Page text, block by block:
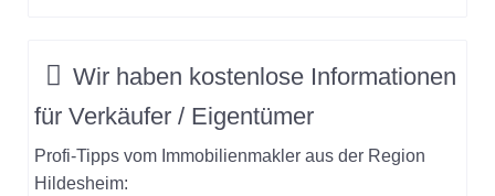
Wir haben kostenlose Informationen
für Verkäufer / Eigentümer
Profi-Tipps vom Immobilienmakler aus der Region
Hildesheim: